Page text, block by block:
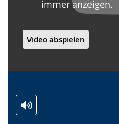
immer anzeigen.
Video abspielen